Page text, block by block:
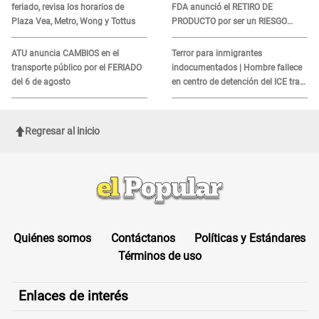
feriado, revisa los horarios de
Plaza Vea, Metro, Wong y Tottus
ATU anuncia CAMBIOS en el
transporte público por el FERIADO
del 6 de agosto
FDA anunció el RETIRO DE
PRODUCTO por ser un RIESGO
MORTAL para consumidores: ¿Cuál
es?
Terror para inmigrantes
indocumentados | Hombre fallece
en centro de detención del ICE tras
sufrir una "emergencia médica"
Regresar al inicio
Quiénes somos Contáctanos
Políticas y Estándares
Términos de uso
Enlaces de interés